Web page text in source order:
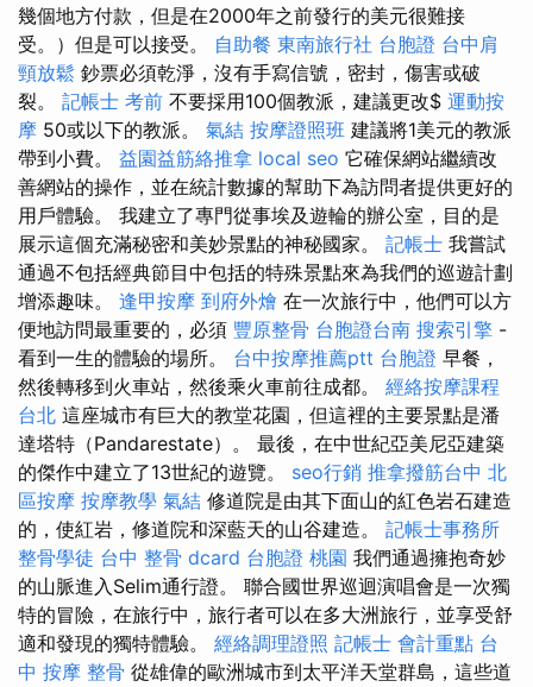
幾個地方付款，但是在2000年之前發行的美元很難接
受。）但是可以接受。 自助餐 東南旅行社 台胞證 台中肩
頸放鬆 鈔票必須乾淨，沒有手寫信號，密封，傷害或破
裂。 記帳士 考前 不要採用100個教派，建議更改$ 運動按
摩 50或以下的教派。 氣結 按摩證照班 建議將1美元的教派
帶到小費。 益園益筋絡推拿 local seo 它確保網站繼續改
善網站的操作，並在統計數據的幫助下為訪問者提供更好的
用戶體驗。 我建立了專門從事埃及遊輪的辦公室，目的是
展示這個充滿秘密和美妙景點的神秘國家。 記帳士 我嘗試
通過不包括經典節目中包括的特殊景點來為我們的巡遊計劃
增添趣味。 逢甲按摩 到府外燴 在一次旅行中，他們可以方
便地訪問最重要的，必須 豐原整骨 台胞證台南 搜索引擎 -
看到一生的體驗的場所。 台中按摩推薦ptt 台胞證 早餐，
然後轉移到火車站，然後乘火車前往成都。 經絡按摩課程
台北 這座城市有巨大的教堂花園，但這裡的主要景點是潘
達塔特（Pandarestate）。 最後，在中世紀亞美尼亞建築
的傑作中建立了13世紀的遊覽。 seo行銷 推拿撥筋台中 北
區按摩 按摩教學 氣結 修道院是由其下面山的紅色岩石建造
的，使紅岩，修道院和深藍天的山谷建造。 記帳士事務所
整骨學徒 台中 整骨 dcard 台胞證 桃園 我們通過擁抱奇妙
的山脈進入Selim通行證。 聯合國世界巡迴演唱會是一次獨
特的冒險，在旅行中，旅行者可以在多大洲旅行，並享受舒
適和發現的獨特體驗。 經絡調理證照 記帳士 會計重點 台
中 按摩 整骨 從雄偉的歐洲城市到太平洋天堂群島，這些道